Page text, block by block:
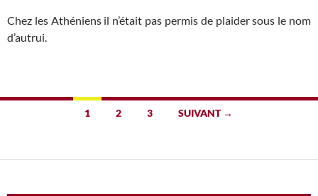
Chez les Athéniens il n’était pas permis de plaider sous le nom
d’autrui.
Navigation
articles
1 2 3 SUIVANT →